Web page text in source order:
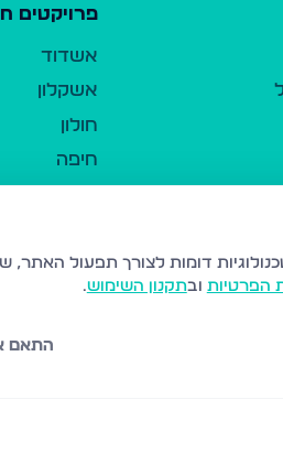
פרויקטים
אשדוד
אשקלון
חולון
חיפה
נהריה
עמנואל
הפרטיות ובתקנון השימוש.
התאם